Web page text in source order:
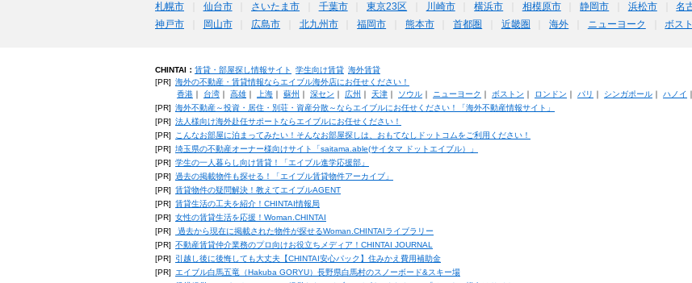
札幌市 仙台市 さいたま市 千葉市 東京23区 川崎市 横浜市 相模原市 静岡市 浜松市 名
神戸市
岡山市 広島市 北九州市 福岡市 熊本市 首都圏 近畿圏 海外 ニューヨーク ボス
CHINTAI： 賃貸・部屋探し情報サイト 学生向け賃貸 海外賃貸
[PR] 海外の不動産・賃貸情報ならエイブル海外店にお任せください！
香港｜ 台湾｜ 高雄｜ 上海｜ 蘇州 深セン 広州 天津｜ ソウル｜ ニューヨーク ボストン ロンドン パリ シンガポール｜ ハノイ
[PR] 海外不動産～投資・居住・別荘・資産分散～ならエイブルにお任せください！「海外不動産情報サイト」
[PR] 法人様向け海外赴任サポートならエイブルにお任せください！
[PR]
こんなお部屋に泊まってみたい！そんなお部屋探しは、おもてなしドットコムをご利用ください！
[PR] 埼玉県の不動産オーナー様向けサイト「saitama.able(サイタマ ドットエイブル）」
[PR] 学生の一人暮らし向け賃貸！「エイブル進学応援部」
[PR] 過去の掲載物件も探せる！「エイブル賃貸物件アーカイブ」
[PR] 賃貸物件の疑問解決！教えてエイブルAGENT
[PR] 賃貸生活の工夫を紹介！CHINTAI情報局
[PR] 女性の賃貸生活を応援！Woman.CHINTAI
[PR]
過去から現在に掲載された物件が探せるWoman.CHINTAIライブラリー
[PR] 不動産賃貸仲介業務のプロ向けお役立ちメディア！CHINTAI JOURNAL
[PR]
引越し後に後悔しても大丈夫【CHINTAI安心パック】住みかえ費用補助金
[PR] エイブル白馬五竜（Hakuba GORYU）長野県白馬村のスノーボード&スキー場